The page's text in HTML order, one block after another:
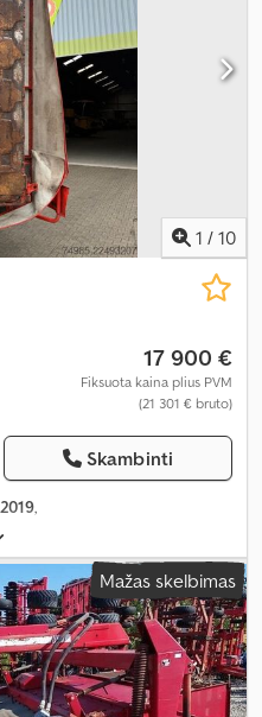
1 / 10
17 900 €
Fiksuota kaina plius PVM
(21 301 € bruto)
Skambinti
2019,
Mažas skelbimas